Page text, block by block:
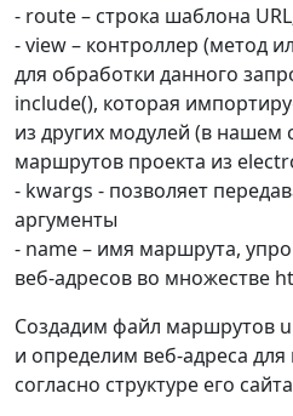
- route – строка шаблона
- view – контроллер (метод
для обработки данного
include(), которая
из других модулей (в нашем
маршрутов проекта из
- kwargs - позволяет
аргументы
- name – имя маршрута,
веб-адресов во множестве
Создадим файл маршрутов
и определим веб-адреса
согласно структуре его